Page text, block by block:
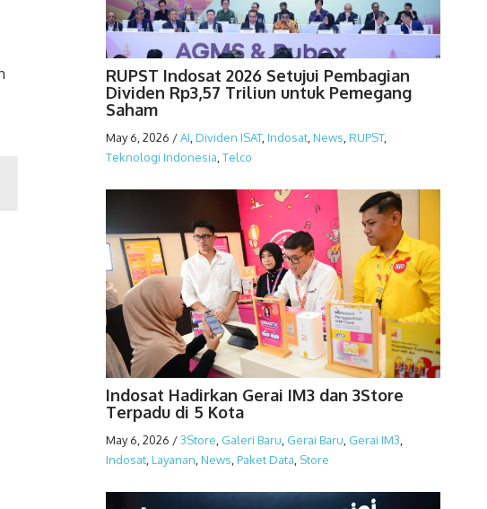
RUPST Indosat 2026 Setujui Pembagian
Dividen Rp3,57 Triliun untuk Pemegang
Saham
May 6, 2026 /AI,Dividen ISAT,Indosat,News,RUPST,
Teknologi Indonesia,Telco
Indosat Hadirkan Gerai IM3 dan 3Store
Terpadu di 5 Kota
May 6, 2026 /3Store Galeri Baru Gerai Baru Gerai IM3
Indosat, Layanan News Paket Data Store